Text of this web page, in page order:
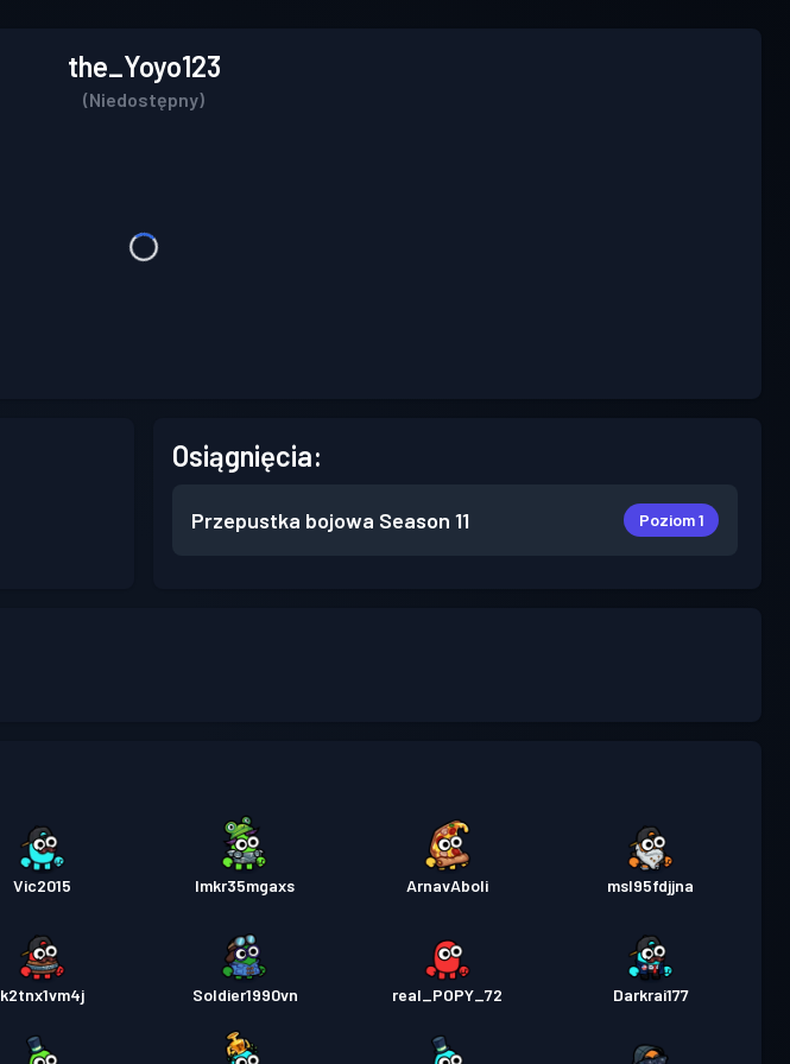
the_Yoyo123
(Niedostępny)
Osiągnięcia:
Przepustka bojowa Season 11 Poziom 1
Vic2015 lmkr35mgaxs ArnavAboli msl95fdjjna
k2tnx1vm4j Soldier1990vn real_POPY_72 Darkrai177